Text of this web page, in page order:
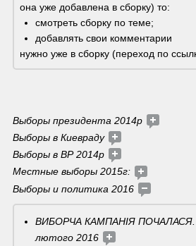
она уже добавлена в сборку) то:
смотреть сборку по теме;
добавлять свои комментарии
нужно уже в сборку (переход по
Выборы президента 2014р
Выборы в Киевраду
Выборы в ВР 2014р
Местные выборы 2015г:
Выборы и политика 2016
ВИБОРЧА КАМПАНІЯ ПОЧАЛАСЯ.
лютого 2016